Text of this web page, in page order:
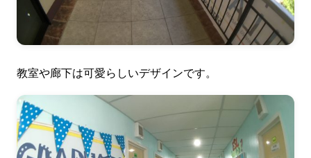
教室や廊下は可愛らしいデザインです。